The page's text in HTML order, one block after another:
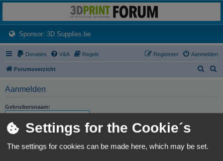
Het 3D print forum van de Benelux na de sluiting van 3dprintforum.nl
Sponsor: 3D Supplies.be(Opens a new tab)
Donaties V&A Regels Aanmelden
Registreer
Forumoverzicht
Aanmelden
Gebruikersnaam:
Wachtwoord:
Ik ben mijn wachtwoord vergeten
Settings for the Cookie´s
The settings for cookies can be made here, which may be set.